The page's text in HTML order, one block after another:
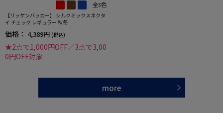
全3色
【リッケンバッカー】 シルクミックスネクタ
イ チェック レギュラー 秋冬
価格： 4,389円 (税込)
★2点で1,000円OFF／3点で3,00
0円OFF対象
more